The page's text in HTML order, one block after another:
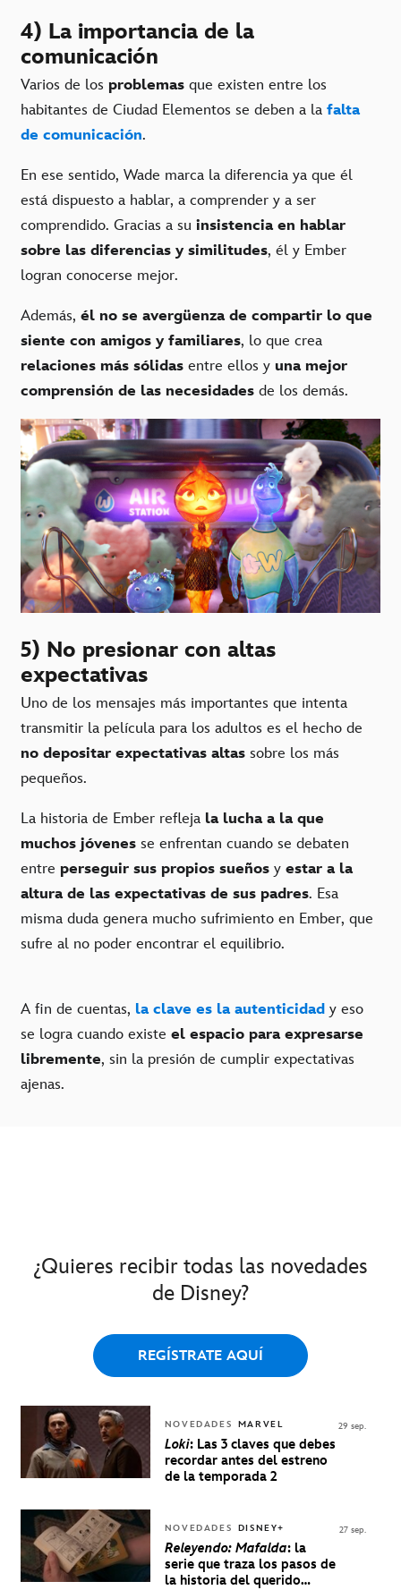
4) La importancia de la
comunicación
Varios de los problemas que existen entre los
habitantes de Ciudad Elementos se deben a la falta
de comunicación.
En ese sentido, Wade marca la diferencia ya que él
está dispuesto a hablar, a comprender y a ser
comprendido. Gracias a su insistencia en hablar
sobre las diferencias y similitudes, él y Ember
logran conocerse mejor.
Además, él no se avergüenza de compartir lo que
siente con amigos y familiares, lo que crea
relaciones más sólidas entre ellos y una mejor
comprensión de las necesidades de los demás.
5) No presionar con altas
expectativas
Uno de los mensajes más importantes que intenta
transmitir la película para los adultos es el hecho de
no depositar expectativas altas sobre los más
pequeños.
La historia de Ember refleja la lucha a la que
muchos jóvenes se enfrentan cuando se debaten
entre perseguir sus propios sueños y estar a la
altura de las expectativas de sus padres. Esa
misma duda genera mucho sufrimiento en Ember, que
sufre al no poder encontrar el equilibrio.
A fin de cuentas, la clave es la autenticidad y eso
se logra cuando existe el espacio para expresarse
libremente, sin la presión de cumplir expectativas
ajenas.
¿Quieres recibir todas las novedades
de Disney?
REGÍSTRATE AQUÍ
NOVEDADES MARVEL
Loki: Las 3 claves que debes
recordar antes del estreno
de la temporada 2
29 sep.
NOVEDADES DISNEY+
Releyendo: Mafalda: la
serie que traza los pasos de
la historia del querido
27 sep.